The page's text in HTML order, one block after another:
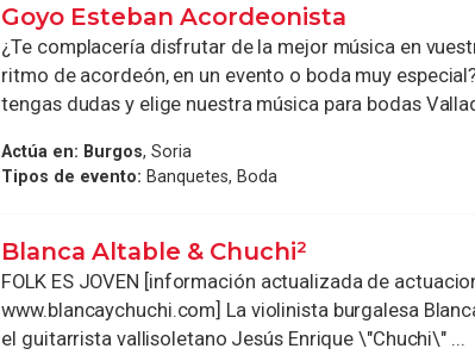
Goyo Esteban Acordeonista
¿Te complacería disfrutar de la mejor música en
ritmo de acordeón, en un evento o boda muy
tengas dudas y elige nuestra música para bodas
Actúa en: Burgos, Soria
Tipos de evento: Banquetes, Boda
Blanca Altable & Chuchi²
FOLK ES JOVEN [información actualizada de
www.blancaychuchi.com] La violinista burgalesa
el guitarrista vallisoletano Jesús Enrique \"Chuchi\" ...